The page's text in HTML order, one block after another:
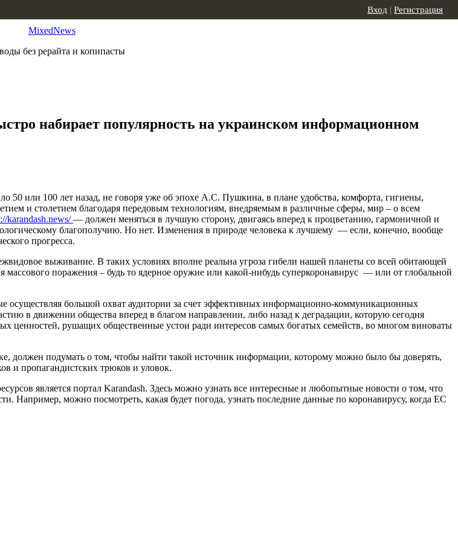
MixedNews
без рерайта и копипасты
Вход | Регистрация
набирает популярность на украинском информационном
50 или 100 лет назад, не говоря уже об эпохе А.С. Пушкина, в плане удобства, комфорта, гигиены,
и столетием благодаря передовым технологиям, внедряемым в различные сферы, мир – о всем
karandash.news/— должен меняться в лучшую сторону, двигаясь вперед к процветанию, гармоничной и
благополучию. Но нет. Изменения в природе человека к лучшему — если, конечно, вообще
прогресса.
выживание. В таких условиях вполне реальна угроза гибели нашей планеты со всей обитающей
поражения – будь то ядерное оружие или какой-нибудь суперкоронавирус — или от глобальной
осуществляя большой охват аудитории за счет эффективных информационно-коммуникационных
в движении общества вперед в благом направлении, либо назад к деградации, которую сегодня
ценностей, рушащих общественные устои ради интересов самых богатых семейств, во многом виноваты
должен подумать о том, чтобы найти такой источник информации, которому можно было бы доверять,
и пропагандистских трюков и уловок.
является портал Karandash. Здесь можно узнать все интересные и любопытные новости о том, что
Например, можно посмотреть, какая будет погода, узнать последние данные по коронавирусу, когда ЕС